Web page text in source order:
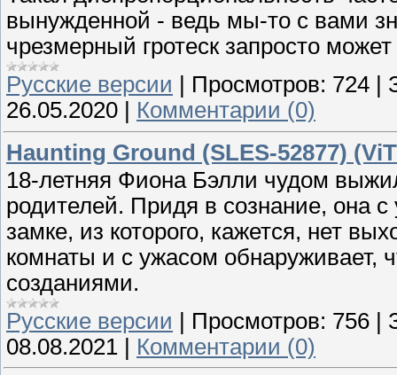
вынужденной - ведь мы-то с вами
чрезмерный гротеск запросто
Русские версии
Просмотров: 724
26.05.2020
Комментарии (0)
Haunting Ground (SLES-52877)
18-летняя Фиона Бэлли чудом
родителей. Придя в сознание, она с
замке, из которого, кажется, нет
комнаты и с ужасом обнаруживает,
созданиями.
Русские версии
Просмотров: 756
08.08.2021
Комментарии (0)